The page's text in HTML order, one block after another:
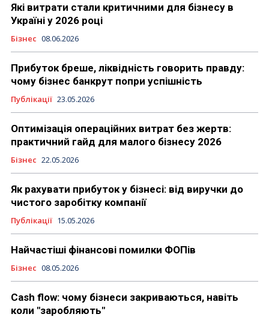
Які витрати стали критичними для бізнесу в
Україні у 2026 році
Бізнес 08.06.2026
Прибуток бреше, ліквідність говорить правду:
чому бізнес банкрут попри успішність
Публікації 23.05.2026
Оптимізація операційних витрат без жертв:
практичний гайд для малого бізнесу 2026
Бізнес 22.05.2026
Як рахувати прибуток у бізнесі: від виручки до
чистого заробітку компанії
Публікації 15.05.2026
Найчастіші фінансові помилки ФОПів
Бізнес 08.05.2026
Cash flow: чому бізнеси закриваються, навіть
коли "заробляють"